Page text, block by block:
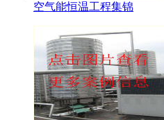
空气能恒温工程集锦